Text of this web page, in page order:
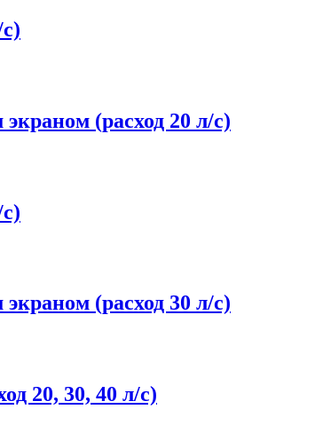
(расход 20 л/с)
(расход 30 л/с)
20, 30, 40 л/с)